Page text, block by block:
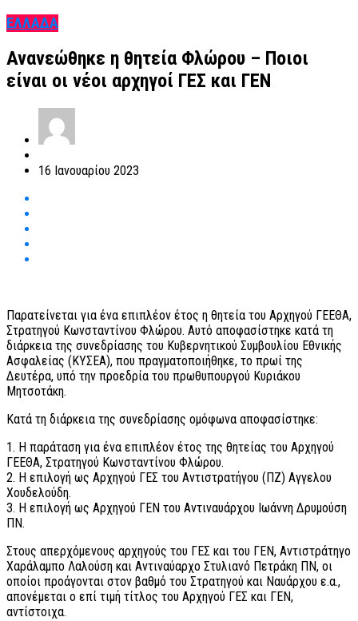
ΕΛΛΑΔΑ
Ανανεώθηκε η θητεία Φλώρου – Ποιοι
είναι οι νέοι αρχηγοί ΓΕΣ και ΓΕΝ
16 Ιανουαρίου 2023
Παρατείνεται για ένα επιπλέον έτος η θητεία του Αρχηγού ΓΕΕΘΑ,
Στρατηγού Κωνσταντίνου Φλώρου. Αυτό αποφασίστηκε κατά τη
διάρκεια της συνεδρίασης του Κυβερνητικού Συμβουλίου Εθνικής
Ασφαλείας (ΚΥΣΕΑ), που πραγματοποιήθηκε, το πρωί της
Δευτέρα, υπό την προεδρία του πρωθυπουργού Κυριάκου
Μητσοτάκη.
Κατά τη διάρκεια της συνεδρίασης ομόφωνα αποφασίστηκε:
1. Η παράταση για ένα επιπλέον έτος της θητείας του Αρχηγού
ΓΕΕΘΑ, Στρατηγού Κωνσταντίνου Φλώρου.
2. Η επιλογή ως Αρχηγού ΓΕΣ του Αντιστρατήγου (ΠΖ) Αγγελου
Χουδελούδη.
3. Η επιλογή ως Αρχηγού ΓΕΝ του Αντιναυάρχου Ιωάννη Δρυμούση
ΠΝ.
Στους απερχόμενους αρχηγούς του ΓΕΣ και του ΓΕΝ, Αντιστράτηγο
Χαράλαμπο Λαλούση και Αντιναύαρχο Στυλιανό Πετράκη ΠΝ, οι
οποίοι προάγονται στον βαθμό του Στρατηγού και Ναυάρχου ε.α.,
απονέμεται ο επί τιμή τίτλος του Αρχηγού ΓΕΣ και ΓΕΝ,
αντίστοιχα.